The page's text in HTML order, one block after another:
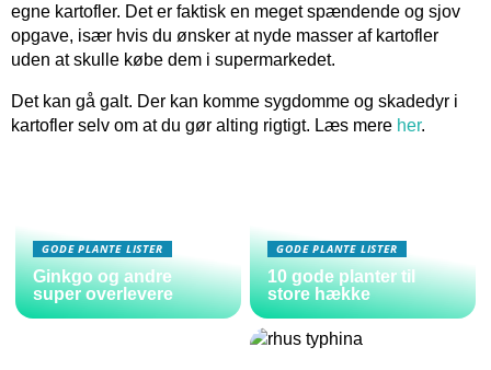
egne kartofler. Det er faktisk en meget spændende og sjov
opgave, især hvis du ønsker at nyde masser af kartofler
uden at skulle købe dem i supermarkedet.
Det kan gå galt. Der kan komme sygdomme og skadedyr i
kartofler selv om at du gør alting rigtigt. Læs mere her.
GODE PLANTE LISTER
Ginkgo og andre
super overlevere
GODE PLANTE LISTER
10 gode planter til
store hække